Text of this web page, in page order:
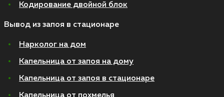
Кодирование двойной блок
Вывод из запоя в стационаре
Нарколог на дом
Капельница от запоя на дому
Капельница от запоя в стационаре